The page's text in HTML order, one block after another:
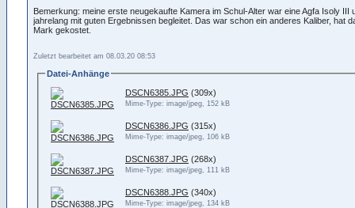
Bemerkung: meine erste neugekaufte Kamera im Schul-Alter war eine Agfa Isoly III
jahrelang mit guten Ergebnissen begleitet. Das war schon ein anderes Kaliber, hat
Mark gekostet.
Zuletzt bearbeitet am 08.03.20 08:53
Datei-Anhänge
DSCN6385.JPG (309x)
Mime-Type: image/jpeg, 152 kB
DSCN6386.JPG (315x)
Mime-Type: image/jpeg, 106 kB
DSCN6387.JPG (268x)
Mime-Type: image/jpeg, 111 kB
DSCN6388.JPG (340x)
Mime-Type: image/jpeg, 134 kB